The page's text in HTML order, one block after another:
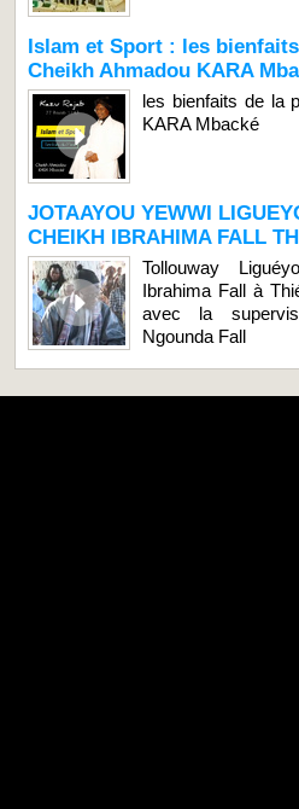
Islam et Sport : les
Cheikh Ahmadou KARA
les bienfaits de la
KARA Mbacké
JOTAAYOU YEWWI
CHEIKH IBRAHIMA FALL
Tollouway
Ibrahima Fall à
avec la
Ngounda Fall